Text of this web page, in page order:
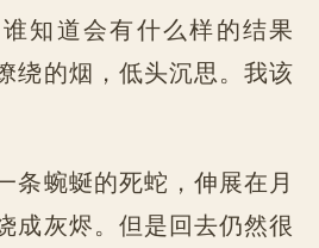
知道会有什么样的结果
绕的烟，低头沉思。我该
条蜿蜒的死蛇，伸展在月
成灰烬。但是回去仍然很